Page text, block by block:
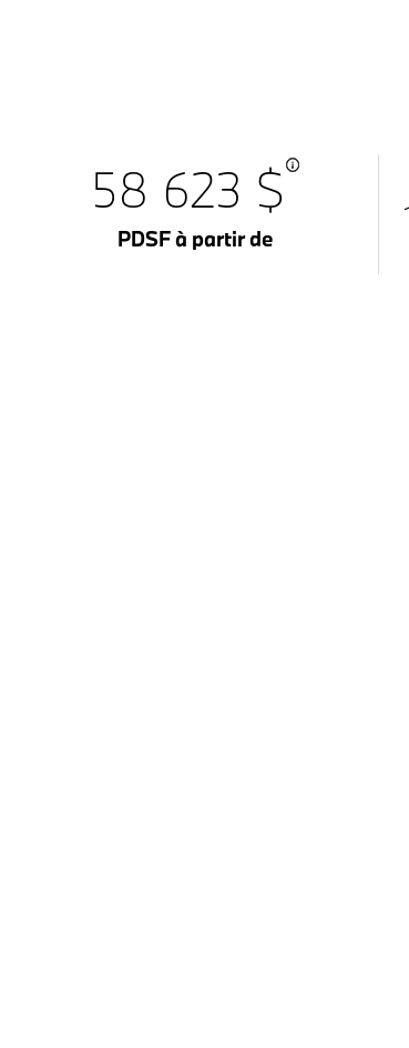
58 623 $
PDSF à partir de